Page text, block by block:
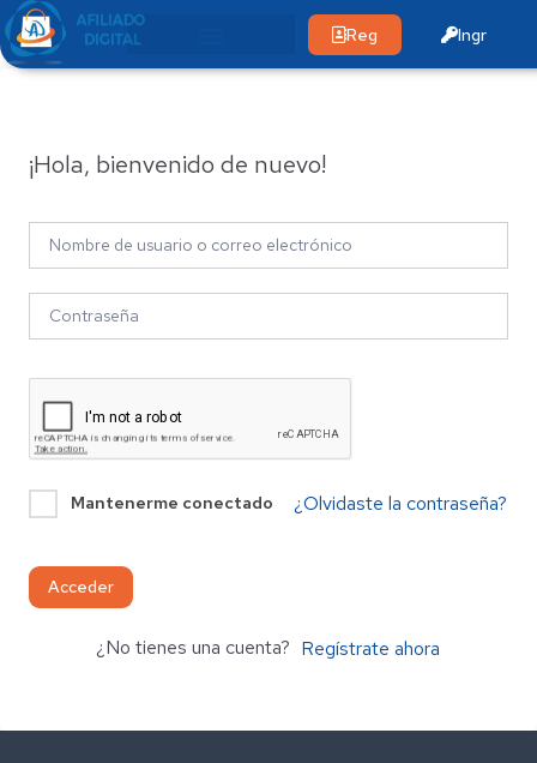
Reg Ingr
¡Hola, bienvenido de nuevo!
Mantenerme conectado ¿Olvidaste la contraseña?
Acceder
¿No tienes una cuenta? Regístrate ahora